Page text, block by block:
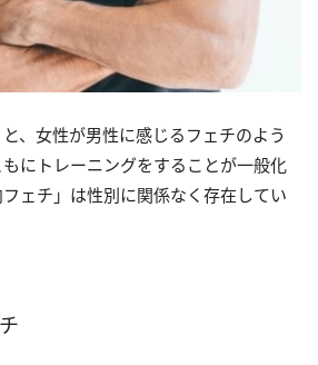
と、女性が男性に感じるフェチのよう
にトレーニングをすることが一般化
ェチ」は性別に関係なく存在してい